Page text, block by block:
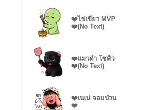
❤️ไข่เขียว MVP
❤️(No Text)
❤️แมวดำ โซคิ้ว
❤️(No Text)
❤️เนเน่ จอมป่วน
❤️